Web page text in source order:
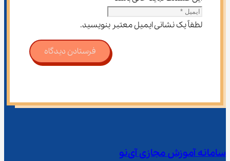
لطفاً یک نشانی ایمیل معتبر بنویسید.
فرستادن دیدگاه
سامانه آموزش مجازی آی‌نو